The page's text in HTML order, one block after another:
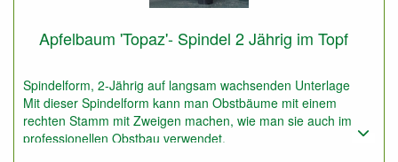
Apfelbaum 'Topaz'- Spindel 2 Jährig im Topf
Spindelform, 2-Jährig auf langsam wachsenden Unterlage
Mit dieser Spindelform kann man Obstbäume mit einem
rechten Stamm mit Zweigen machen, wie man sie auch im
professionellen Obstbau verwendet.